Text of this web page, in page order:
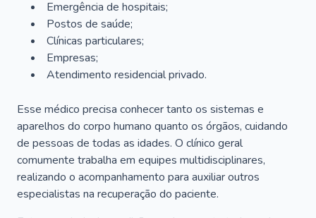
Emergência de hospitais;
Postos de saúde;
Clínicas particulares;
Empresas;
Atendimento residencial privado.
Esse médico precisa conhecer tanto os sistemas e
aparelhos do corpo humano quanto os órgãos, cuidando
de pessoas de todas as idades. O clínico geral
comumente trabalha em equipes multidisciplinares,
realizando o acompanhamento para auxiliar outros
especialistas na recuperação do paciente.